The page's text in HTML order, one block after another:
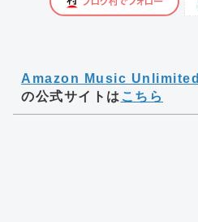
Amazon Music Unlimited
の公式サイトは こちら